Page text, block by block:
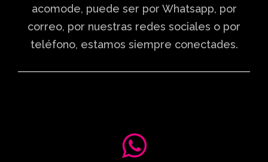
acomode, puede ser por Whatsapp, por
correo, por nuestras redes sociales o por
teléfono, estamos siempre conectades.